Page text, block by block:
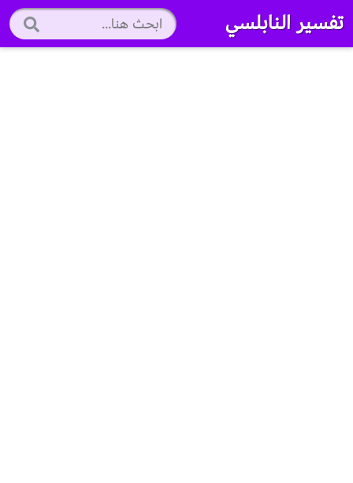
تفسير النابلسي